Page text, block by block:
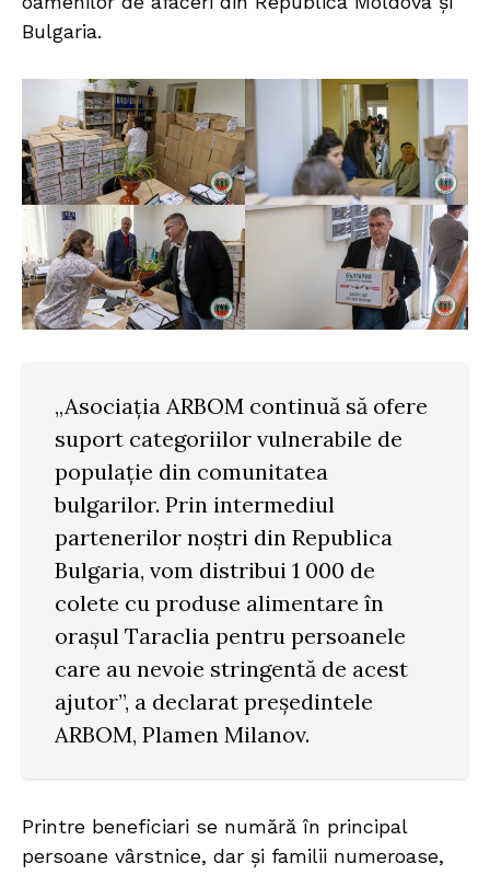
Bulgaria.
„Asociația ARBOM continuă să ofere
suport categoriilor vulnerabile de
populație din comunitatea
bulgarilor. Prin intermediul
partenerilor noștri din Republica
Bulgaria, vom distribui 1 000 de
colete cu produse alimentare în
orașul Taraclia pentru persoanele
care au nevoie stringentă de acest
ajutor”, a declarat președintele
ARBOM, Plamen Milanov.
Printre beneficiari se numără în principal
persoane vârstnice, dar și familii numeroase,